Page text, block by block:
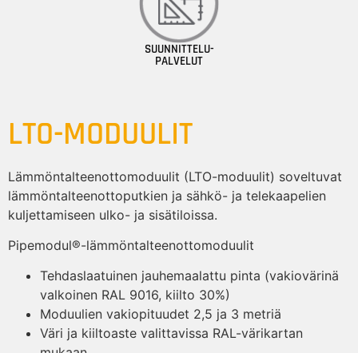
SUUNNITTELU-
PALVELUT
LTO-MODUULIT
Lämmöntalteenottomoduulit (LTO-moduulit) soveltuvat
lämmöntalteenottoputkien ja sähkö- ja telekaapelien
kuljettamiseen ulko- ja sisätiloissa.
Pipemodul®-lämmöntalteenottomoduulit
Tehdaslaatuinen jauhemaalattu pinta (vakiovärinä
valkoinen RAL 9016, kiilto 30%)
Moduulien vakiopituudet 2,5 ja 3 metriä
Väri ja kiiltoaste valittavissa RAL-värikartan